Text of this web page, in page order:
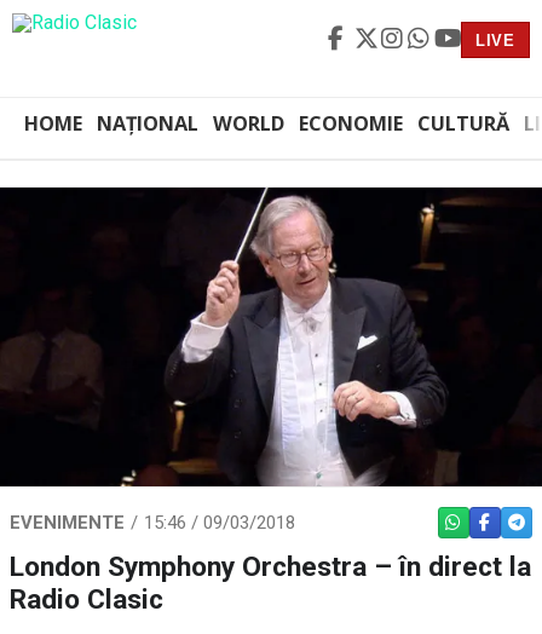
LIVE
HOME NAȚIONAL WORLD ECONOMIE CULTURĂ
EVENIMENTE 15:46 / 09/03/2018 WHATSAPP
London Symphony Orchestra – în direct la
Radio Clasic